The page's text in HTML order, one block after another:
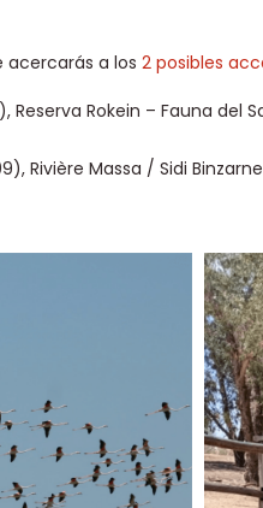
acercarás a los 2 posibles
Reserva Rokein – Fauna del
Rivière Massa / Sidi